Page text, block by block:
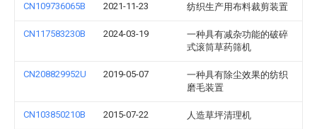
CN109736065B 2021-11-23 纺织生产用布料裁剪装置
CN117583230B 2024-03-19
一种具有减杂功能的破碎
式滚筒草药筛机
CN208829952U 2019-05-07
一种具有除尘效果的纺织
磨毛装置
CN103850210B 2015-07-22 人造草坪清理机